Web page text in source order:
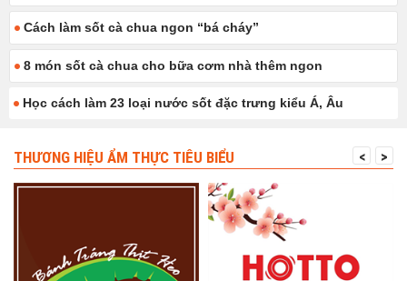
Cách làm sốt cà chua ngon “bá cháy”
8 món sốt cà chua cho bữa cơm nhà thêm ngon
Học cách làm 23 loại nước sốt đặc trưng kiểu Á, Âu
THƯƠNG HIỆU ẨM THỰC TIÊU BIỂU < >